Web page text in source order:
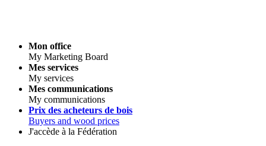
Mon office
My Marketing Board
Mes services
My services
Mes communications
My communications
Prix des acheteurs de bois
Buyers and wood prices
J'accède à la Fédération